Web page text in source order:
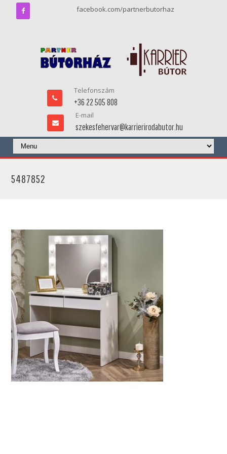
facebook.com/partnerbutorhaz
Telefonszám
+36 22 505 808
E-mail
szekesfehervar@karrierirodabutor.hu
5487852